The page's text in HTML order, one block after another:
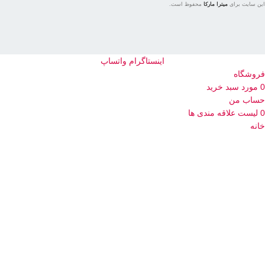
این سایت برای میترا مارکا محفوظ است.
اینستاگرام واتساپ
فروشگاه
0 مورد سبد خرید
حساب من
0 لیست علاقه مندی ها
خانه